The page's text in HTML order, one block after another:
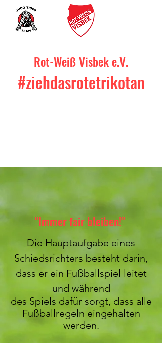
SV RW VISBEK
Rot-Weiß Visbek e.V.
#ziehdasrotetrikotan
"Immer fair bleiben!"
Die Hauptaufgabe eines
Schiedsrichters besteht darin,
dass er ein Fußballspiel leitet
und während
des Spiels dafür sorgt, dass alle
Fußballregeln eingehalten
werden.